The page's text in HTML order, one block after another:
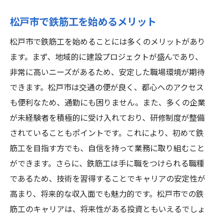
鉄筋工として成功するために必要なマイン
ドセット
未経験者が注意すべき求人のポイント
松戸市の鉄筋工求人で求められるスキル
成功者が語る！未経験から鉄筋工になるた
めの道のり
安定した職業鉄筋工の魅力未経験者が松戸市で
成功するためのステップ
鉄筋工の安定性と将来性：松戸市の現状
未経験から鉄筋工を目指すための計画作り
鉄筋工のキャリアアップ：松戸市での成功
例
松戸市で鉄筋工を始めるメリット
松戸市で鉄筋工を始めることには多くのメリットがあり
ます。まず、地域的に建設プロジェクトが盛んであり、
非常に高いニーズがあるため、安定した職場環境が期待
できます。松戸市は交通の便が良く、都心へのアクセス
も便利なため、通勤にも困りません。また、多くの企業
が未経験者を積極的に受け入れており、研修制度が整備
されていることもポイントです。これにより、初めて鉄
筋工を目指す方でも、自信を持って業務に取り組むこと
ができます。さらに、鉄筋工は手に職をつけられる職種
であるため、技術を習得することでキャリアの安定性が
高まり、将来的な収入面でも魅力的です。松戸市での鉄
筋工のキャリアは、将来性がある投資ともいえるでしょ